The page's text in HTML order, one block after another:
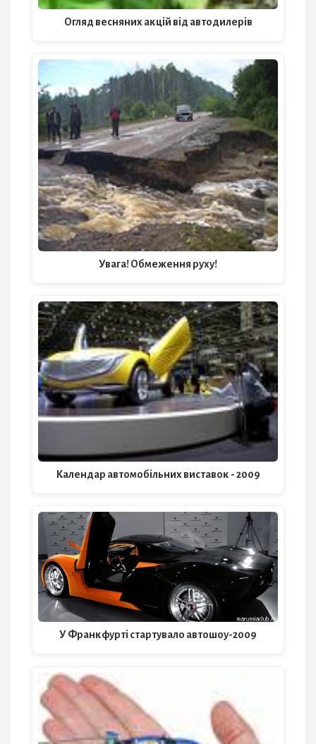
Огляд весняних акцій від автодилерів
Увага! Обмеження руху!
Календар автомобільних виставок - 2009
У Франкфурті стартувало автошоу-2009